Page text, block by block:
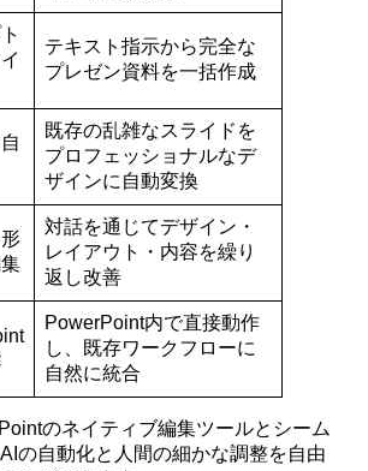
テキスト指示から完全な
プレゼン資料を一括作成
既存の乱雑なスライドを
プロフェッショナルなデ
ザインに自動変換
対話を通じてデザイン・
レイアウト・内容を繰り
返し改善
PowerPoint内で直接動作
し、既存ワークフローに
自然に統合
のネイティブ編集ツールとシーム
の自動化と人間の細かな調整を自由